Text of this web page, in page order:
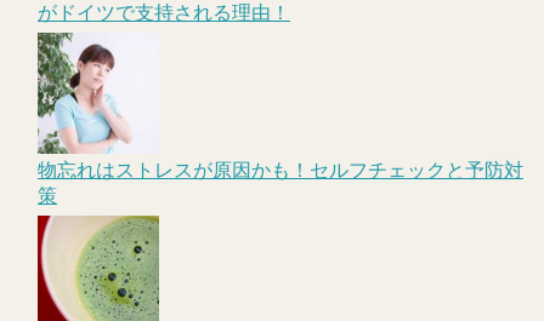
がドイツで支持される理由！
物忘れはストレスが原因かも！セルフチェックと予防対
策